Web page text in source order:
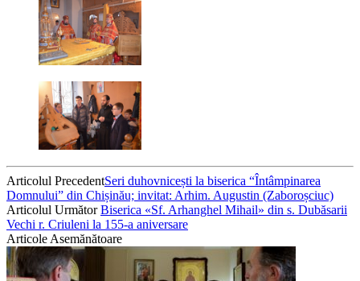
Articolul PrecedentSeri duhovnicești la biserica “Întâmpinarea
Domnului” din Chișinău; invitat: Arhim. Augustin (Zaboroșciuc)
Articolul UrmătorBiserica «Sf. Arhanghel Mihail» din s. Dubăsarii
Vechi r. Criuleni la 155-a aniversare
Articole Asemănătoare